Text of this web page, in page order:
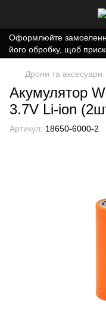
Оформлюйте
його обробку, щоб
Дрони та аксесуари
Акумулятор
3.7V Li-ion
Артикул: 18650-6000-2